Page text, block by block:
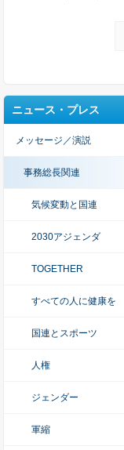
ニュース・プレス
メッセージ／演説
事務総長関連
気候変動と国連
2030アジェンダ
TOGETHER
すべての人に健康を
国連とスポーツ
人権
ジェンダー
軍縮